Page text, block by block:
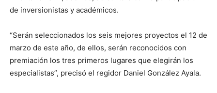
de inversionistas y académicos.
“Serán seleccionados los seis mejores proyectos el 12 de
marzo de este año, de ellos, serán reconocidos con
premiación los tres primeros lugares que elegirán los
especialistas”, precisó el regidor Daniel González Ayala.